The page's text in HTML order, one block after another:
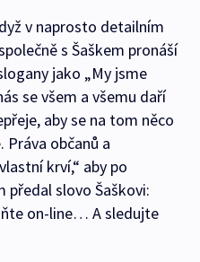
v naprosto detailním
s Šaškem pronáší
jako „My jsme
se všem a všemu daří
aby se na tom něco
Práva občanů a
krví,“ aby po
předal slovo Šaškovi:
on-line… A sledujte